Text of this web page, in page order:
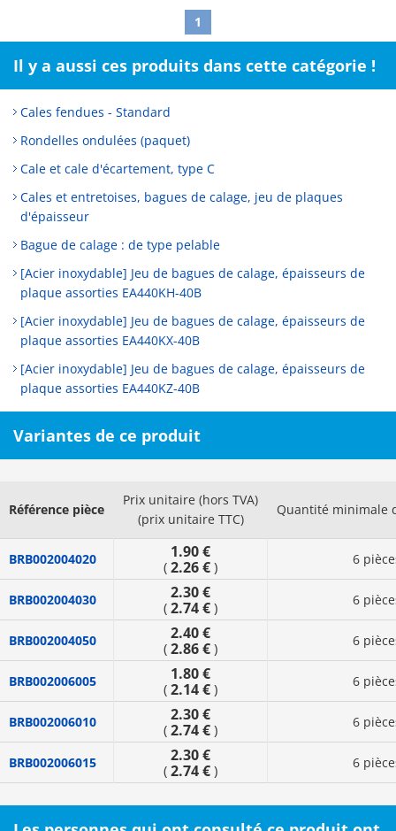
1
Il y a aussi ces produits dans cette catégorie !
Cales fendues - Standard
Rondelles ondulées (paquet)
Cale et cale d'écartement, type C
Cales et entretoises, bagues de calage, jeu de plaques
d'épaisseur
Bague de calage : de type pelable
[Acier inoxydable] Jeu de bagues de calage, épaisseurs de
plaque assorties EA440KH-40B
[Acier inoxydable] Jeu de bagues de calage, épaisseurs de
plaque assorties EA440KX-40B
[Acier inoxydable] Jeu de bagues de calage, épaisseurs de
plaque assorties EA440KZ-40B
Variantes de ce produit
Référence pièce
Prix unitaire (hors TVA)
(prix unitaire TTC)
Quantité minimale
BRB002004020 1.90 €
( 2.26 € ) 6
BRB002004030 2.30 €
( 2.74 € ) 6
BRB002004050 2.40 €
( 2.86 € ) 6
BRB002006005 1.80 €
( 2.14 € ) 6
BRB002006010 2.30 €
( 2.74 € ) 6
BRB002006015 2.30 €
( 2.74 € ) 6